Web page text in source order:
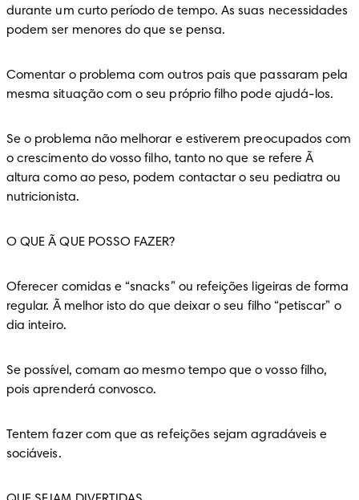
durante um curto período de tempo. As suas necessidades
podem ser menores do que se pensa.
Comentar o problema com outros pais que passaram pela
mesma situação com o seu próprio filho pode ajudá-los.
Se o problema não melhorar e estiverem preocupados com
o crescimento do vosso filho, tanto no que se refere Ã
altura como ao peso, podem contactar o seu pediatra ou
nutricionista.
O QUE Ã QUE POSSO FAZER?
Oferecer comidas e “snacks” ou refeições ligeiras de forma
regular. Ã melhor isto do que deixar o seu filho “petiscar” o
dia inteiro.
Se possível, comam ao mesmo tempo que o vosso filho,
pois aprenderá convosco.
Tentem fazer com que as refeições sejam agradáveis e
sociáveis.